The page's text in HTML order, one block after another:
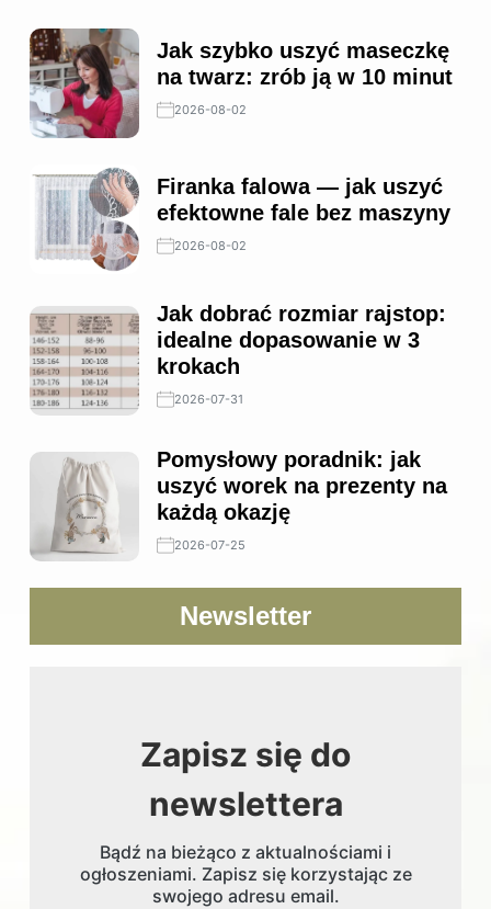
Jak szybko uszyć maseczkę
na twarz: zrób ją w 10 minut
2026-08-02
Firanka falowa — jak uszyć
efektowne fale bez maszyny
2026-08-02
Jak dobrać rozmiar rajstop:
idealne dopasowanie w 3
krokach
2026-07-31
Pomysłowy poradnik: jak
uszyć worek na prezenty na
każdą okazję
2026-07-25
Newsletter
Zapisz się do
newslettera
Bądź na bieżąco z aktualnościami i
ogłoszeniami. Zapisz się korzystając ze
swojego adresu email.